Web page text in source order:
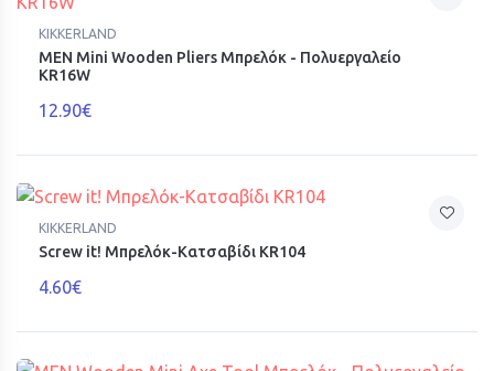
KIKKERLAND
MEN Mini Wooden Pliers Μπρελόκ - Πολυεργαλείο
KR16W
12.90€
KIKKERLAND
Screw it! Μπρελόκ-Κατσαβίδι KR104
4.60€